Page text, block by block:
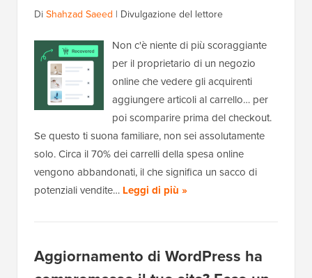
DiShahzad Saeed | Divulgazione del lettore
Non c'è niente di più scoraggiante
per il proprietario di un negozio
online che vedere gli acquirenti
aggiungere articoli al carrello… per
poi scomparire prima del checkout.
Se questo ti suona familiare, non sei assolutamente
solo. Circa il 70% dei carrelli della spesa online
vengono abbandonati, il che significa un sacco di
potenziali vendite… Leggi di più »
Aggiornamento di WordPress ha